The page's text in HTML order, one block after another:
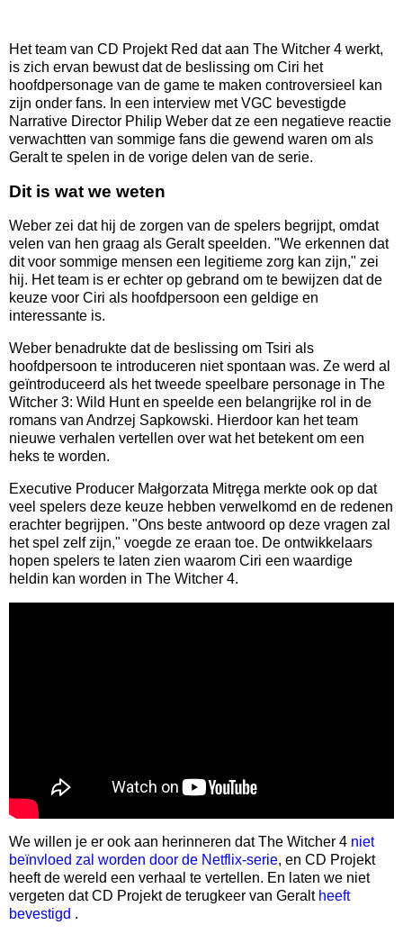
Het team van CD Projekt Red dat aan The Witcher 4 werkt,
is zich ervan bewust dat de beslissing om Ciri het
hoofdpersonage van de game te maken controversieel kan
zijn onder fans. In een interview met VGC bevestigde
Narrative Director Philip Weber dat ze een negatieve reactie
verwachtten van sommige fans die gewend waren om als
Geralt te spelen in de vorige delen van de serie.
Dit is wat we weten
Weber zei dat hij de zorgen van de spelers begrijpt, omdat
velen van hen graag als Geralt speelden. "We erkennen dat
dit voor sommige mensen een legitieme zorg kan zijn," zei
hij. Het team is er echter op gebrand om te bewijzen dat de
keuze voor Ciri als hoofdpersoon een geldige en
interessante is.
Weber benadrukte dat de beslissing om Tsiri als
hoofdpersoon te introduceren niet spontaan was. Ze werd al
geïntroduceerd als het tweede speelbare personage in The
Witcher 3: Wild Hunt en speelde een belangrijke rol in de
romans van Andrzej Sapkowski. Hierdoor kan het team
nieuwe verhalen vertellen over wat het betekent om een
heks te worden.
Executive Producer Małgorzata Mitręga merkte ook op dat
veel spelers deze keuze hebben verwelkomd en de redenen
erachter begrijpen. "Ons beste antwoord op deze vragen zal
het spel zelf zijn," voegde ze eraan toe. De ontwikkelaars
hopen spelers te laten zien waarom Ciri een waardige
heldin kan worden in The Witcher 4.
We willen je er ook aan herinneren dat The Witcher 4 niet
beïnvloed zal worden door de Netflix-serie, en CD Projekt
heeft de wereld een verhaal te vertellen. En laten we niet
vergeten dat CD Projekt de terugkeer van Geralt heeft
bevestigd .